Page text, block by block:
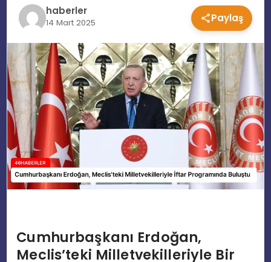
EĞITIM
MAGAZIN
SPOR
YAŞAM
haberler
14 Mart 2025 Paylaş
Cumhurbaşkanı Erdoğan,
Meclis’teki Milletvekilleriyle Bir